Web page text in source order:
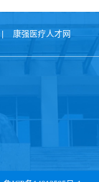
康强医疗人才网